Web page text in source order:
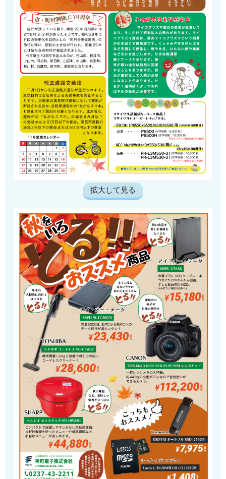
拡大して見る